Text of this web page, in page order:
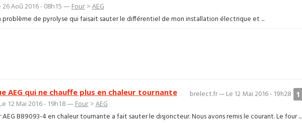
Aoû 2016 - 08h15 — Four> AEG
problème de pyrolyse qui faisait sauter le différentiel de mon installation électrique et ...
1
brelect.fr — Le 12 Mai 2016 - 19h28
AEG qui ne chauffe plus en chaleur tournante
12 Mai 2016 - 19h18 — Four> AEG
B89093-4 en chaleur tournante a fait sauter le disjoncteur. Nous avons remis le courant. Le four ...